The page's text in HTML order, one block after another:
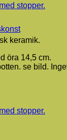
keramik.
öra 14,5 cm.
se bild.